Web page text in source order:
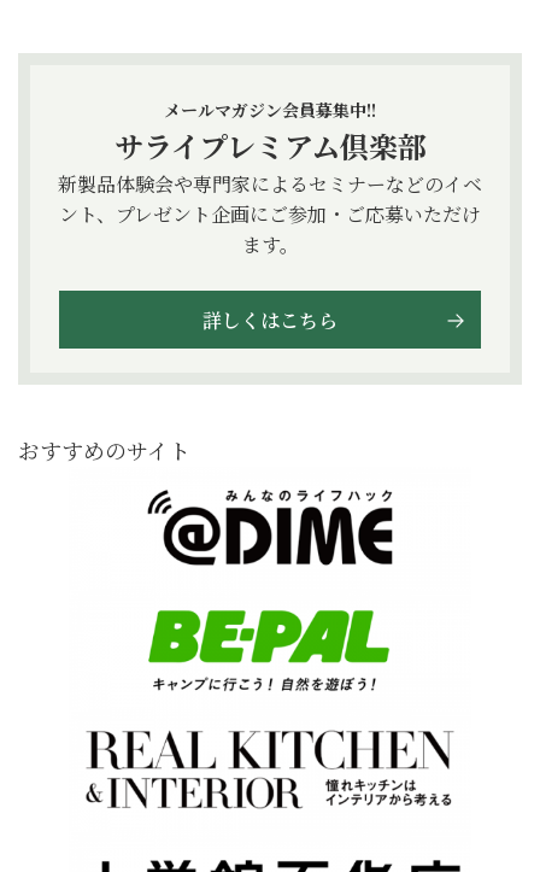
メールマガジン会員募集中!!
サライプレミアム倶楽部
新製品体験会や専門家によるセミナーなどのイベ
ント、プレゼント企画にご参加・ご応募いただけ
ます。
詳しくはこちら
おすすめのサイト